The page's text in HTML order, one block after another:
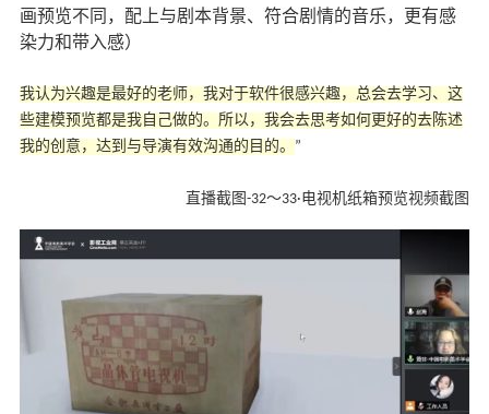
画预览不同，配上与剧本背景、符合剧情的音乐，更有感
染力和带入感）
我认为兴趣是最好的老师，我对于软件很感兴趣，总会去学习、这
些建模预览都是我自己做的。所以，我会去思考如何更好的去陈述
我的创意，达到与导演有效沟通的目的。 ”
直播截图-32～33·电视机纸箱预览视频截图